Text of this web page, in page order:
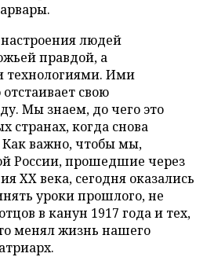
людей
правдой, а
Ими
свою
Мы знаем, до чего это
странах, когда снова
Как важно, чтобы мы,
России, прошедшие через
XX века, сегодня оказались
уроки прошлого, не
в канун 1917 года и тех,
менял жизнь нашего